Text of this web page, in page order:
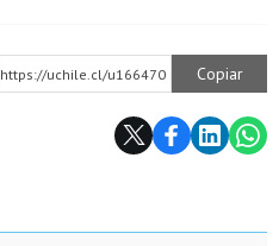
https://uchile.cl/u166470 Copiar